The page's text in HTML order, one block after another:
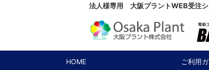
法人様専用 大阪プラントWEB受注シ
HOME ご利用